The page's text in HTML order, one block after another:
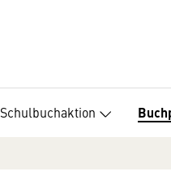
Schulbuchaktion